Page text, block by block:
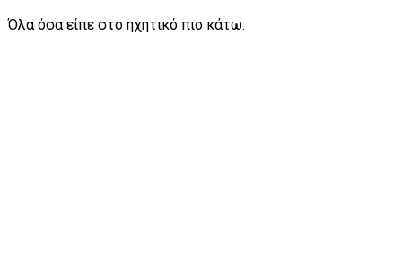
Όλα όσα είπε στο ηχητικό πιο κάτω: